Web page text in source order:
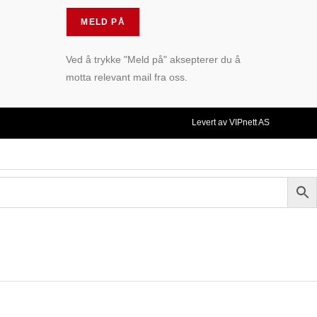
Ved å trykke "Meld på" aksepterer du å
motta relevant mail fra oss.
Levert av VIPnett AS